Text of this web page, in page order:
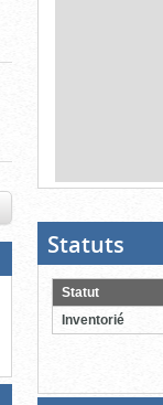
bloc
d'onglets
Statuts
pour
Statut
Inventorié